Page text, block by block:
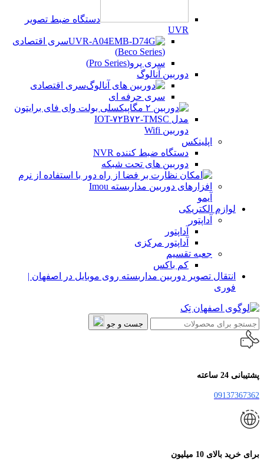
دستگاه ضبط تصویر
UVR
سری اقتصادی
(Beco Series)
سری پرو(Pro Series)
دوربین آنالوگ
سری اقتصادی
سری حرفه ای
دوربین Wifi
اپلینکس
دستگاه ضبط کننده NVR
دوربین های تحت شبکه
آیمو
لوازم الکتریکی
آداپتور
آداپتور
آداپتور مرکزی
جعبه تقسیم
کم باکس
انتقال تصویر دوربین مداربسته روی موبایل در اصفهان |
فوری
جست و جو
پشتیبانی 24 ساعته
09137367362
برای خرید بالای 10 میلیون